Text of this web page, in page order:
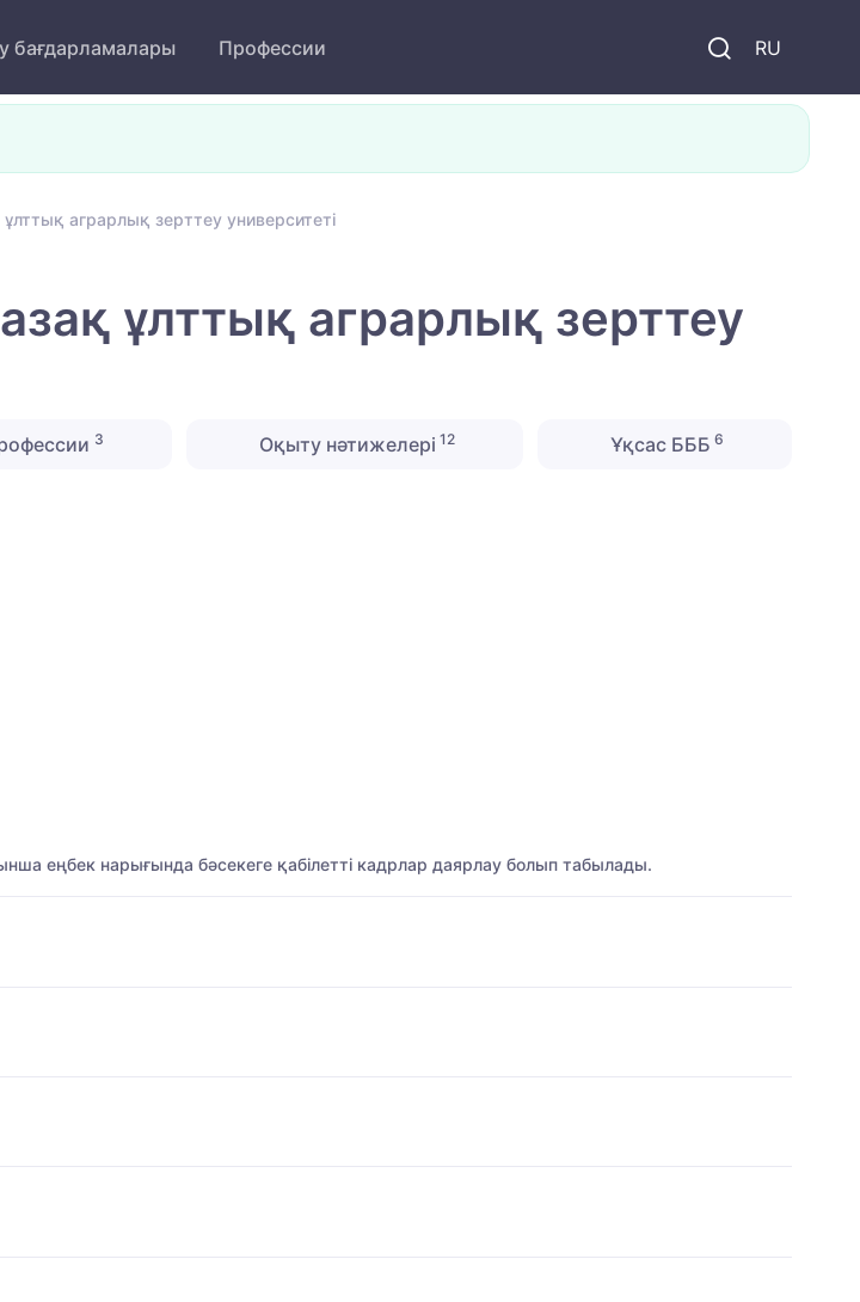
RU
бағдарламалары Профессии
аграрлық зерттеу университеті
ұлттық аграрлық зерттеу
3 Оқыту нәтижелері 12 Ұқсас БББ 6
еңбек нарығында бәсекеге қабілетті кадрлар даярлау болып табылады.